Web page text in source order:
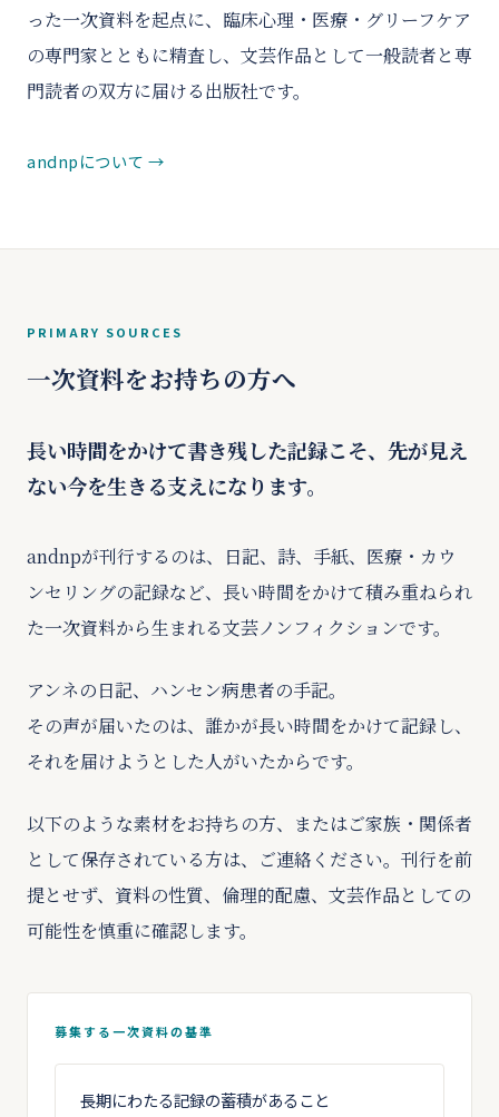
った一次資料を起点に、臨床心理・医療・グリーフケア
の専門家とともに精査し、文芸作品として一般読者と専
門読者の双方に届ける出版社です。
andnpについて
PRIMARY SOURCES
一次資料をお持ちの方へ
長い時間をかけて書き残した記録こそ、先が見え
ない今を生きる支えになります。
andnpが刊行するのは、日記、詩、手紙、医療・カウ
ンセリングの記録など、長い時間をかけて積み重ねられ
た一次資料から生まれる文芸ノンフィクションです。
アンネの日記、ハンセン病患者の手記。
その声が届いたのは、誰かが長い時間をかけて記録し、
それを届けようとした人がいたからです。
以下のような素材をお持ちの方、またはご家族・関係者
として保存されている方は、ご連絡ください。刊行を前
提とせず、資料の性質、倫理的配慮、文芸作品としての
可能性を慎重に確認します。
募集する一次資料の基準
長期にわたる記録の蓄積があること